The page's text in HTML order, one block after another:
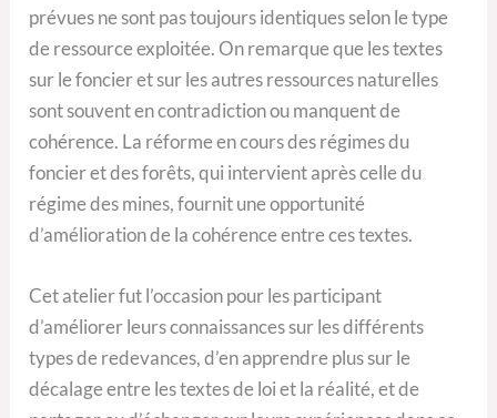
prévues ne sont pas toujours identiques selon le type
de ressource exploitée. On remarque que les textes
sur le foncier et sur les autres ressources naturelles
sont souvent en contradiction ou manquent de
cohérence. La réforme en cours des régimes du
foncier et des forêts, qui intervient après celle du
régime des mines, fournit une opportunité
d’amélioration de la cohérence entre ces textes.
Cet atelier fut l’occasion pour les participant
d’améliorer leurs connaissances sur les différents
types de redevances, d’en apprendre plus sur le
décalage entre les textes de loi et la réalité, et de